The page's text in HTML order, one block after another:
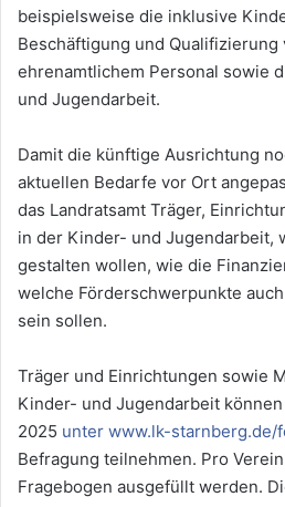
beispielsweise die inklusive
Beschäftigung und Qualifizierung
ehrenamtlichem Personal sowie
und Jugendarbeit.
Damit die künftige Ausrichtung
aktuellen Bedarfe vor Ort
das Landratsamt Träger,
in der Kinder- und Jugendarbeit,
gestalten wollen, wie die
welche Förderschwerpunkte
sein sollen.
Träger und Einrichtungen sowie
Kinder- und Jugendarbeit
2025 unter www.lk-starnberg.de/
Befragung teilnehmen. Pro
Fragebogen ausgefüllt werden.